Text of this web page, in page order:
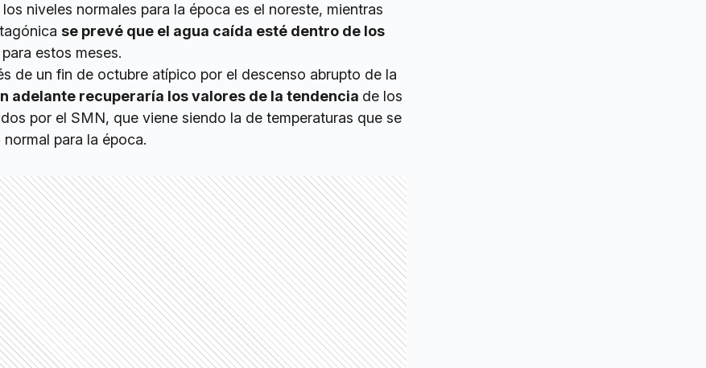
niveles normales para la época es el noreste, mientras
se prevé que el agua caída esté dentro de los
estos meses.
de un fin de octubre atípico por el descenso abrupto de la
adelante recuperaría los valores de la tendencia de los
por el SMN, que viene siendo la de temperaturas que se
para la época.